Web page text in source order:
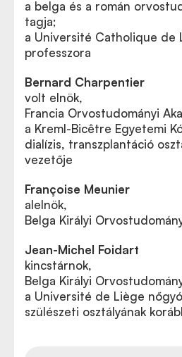
a belga és a román
tagja;
a Université Catholique de
professzora
Bernard Charpentier
volt elnök,
Francia Orvostudományi
a Kreml-Bicêtre Egyetemi
dialízis, transzplantáció
vezetője
Françoise Meunier
alelnök,
Belga Királyi
Jean-Michel Foidart
kincstárnok,
Belga Királyi
a Université de Liège
szülészeti osztályának